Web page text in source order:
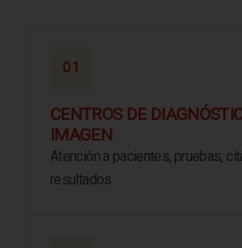
01
CENTROS DE
IMAGEN
Atención a pacientes, pruebas,
resultados.